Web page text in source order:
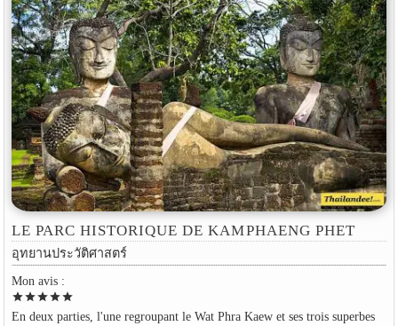
LE PARC HISTORIQUE DE KAMPHAENG PHET
อุทยานประวัติศาสตร์
Mon avis :
starstarstarstarstar
En deux parties, l'une regroupant le Wat Phra Kaew et ses trois superbes